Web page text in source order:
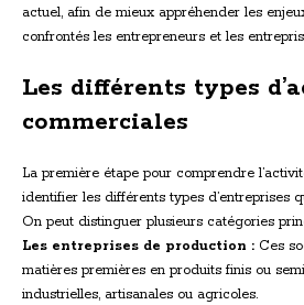
actuel, afin de mieux appréhender les
confrontés les entrepreneurs et les
Les différents types
commerciales
La première étape pour comprendre
identifier les différents types d’entreprises
On peut distinguer plusieurs catégories
Les entreprises de production : Ces
matières premières en produits finis ou
industrielles, artisanales ou agricoles.